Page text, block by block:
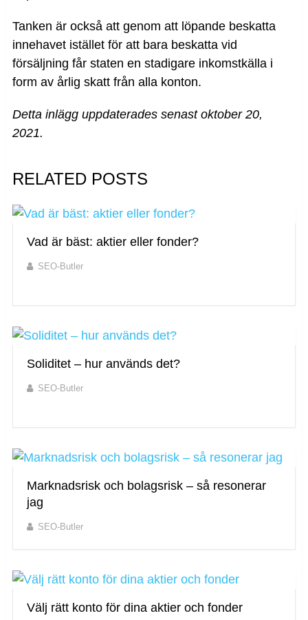
Tanken är också att genom att löpande beskatta
innehavet istället för att bara beskatta vid
försäljning får staten en stadigare inkomstkälla i
form av årlig skatt från alla konton.
Detta inlägg uppdaterades senast oktober 20,
2021.
RELATED POSTS
Vad är bäst: aktier eller fonder?
SEO-Butler
Soliditet – hur används det?
SEO-Butler
Marknadsrisk och bolagsrisk – så resonerar
jag
SEO-Butler
Välj rätt konto för dina aktier och fonder